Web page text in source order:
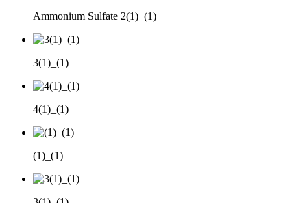
Ammonium Sulfate 2(1)_(1)
3(1)_(1)
4(1)_(1)
(1)_(1)